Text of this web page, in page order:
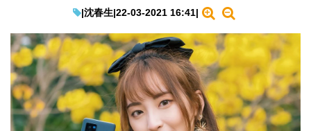
EduTech
IT Times
生成式AI與雲端應用
Enterprise Digital Transformation
|沈春生|22-03-2021 16:41|